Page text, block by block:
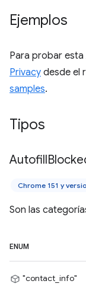
Ejemplos
Para probar esta
Privacy desde el
samples.
Tipos
Autofill
Chrome 151 y
Son las
ENUM
"contact_info"